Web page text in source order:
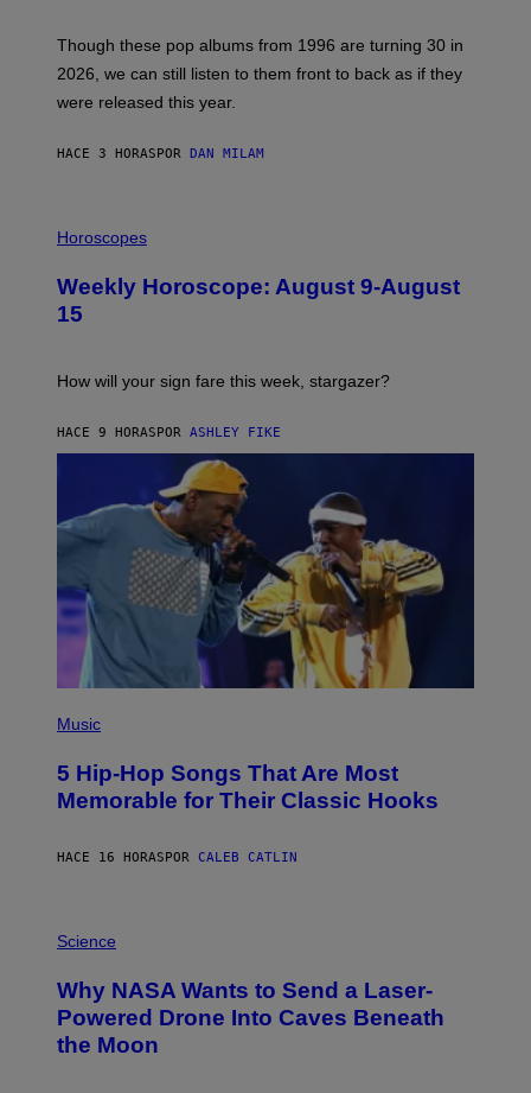
G
M
O
E
/
Y
A
G
E
Though these pop albums from 1996 are turning 30 in
2026, we can still listen to them front to back as if they
were released this year.
HACE 3 HORASPOR DAN MILAM
L
S
T
R
I
B
S
Horoscopes
Weekly Horoscope: August 9-August
15
How will your sign fare this week, stargazer?
HACE 9 HORASPOR ASHLEY FIKE
P
T
O
B
T
G
R
N
I
T
Z
Music
5 Hip-Hop Songs That Are Most
Memorable for Their Classic Hooks
HACE 16 HORASPOR CALEB CATLIN
H
O
:
N
A
Science
Why NASA Wants to Send a Laser-
Powered Drone Into Caves Beneath
the Moon